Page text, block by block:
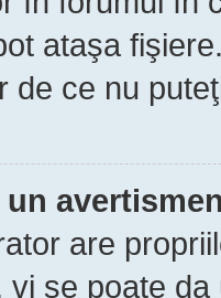
ataşa
de ce nu
are
se poate